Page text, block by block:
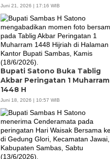
Juni 21, 2026 | 17:16 WIB
Bupati Satono Buka Tablig
Akbar Peringatan 1 Muharram
1448 H
Juni 18, 2026 | 10:57 WIB